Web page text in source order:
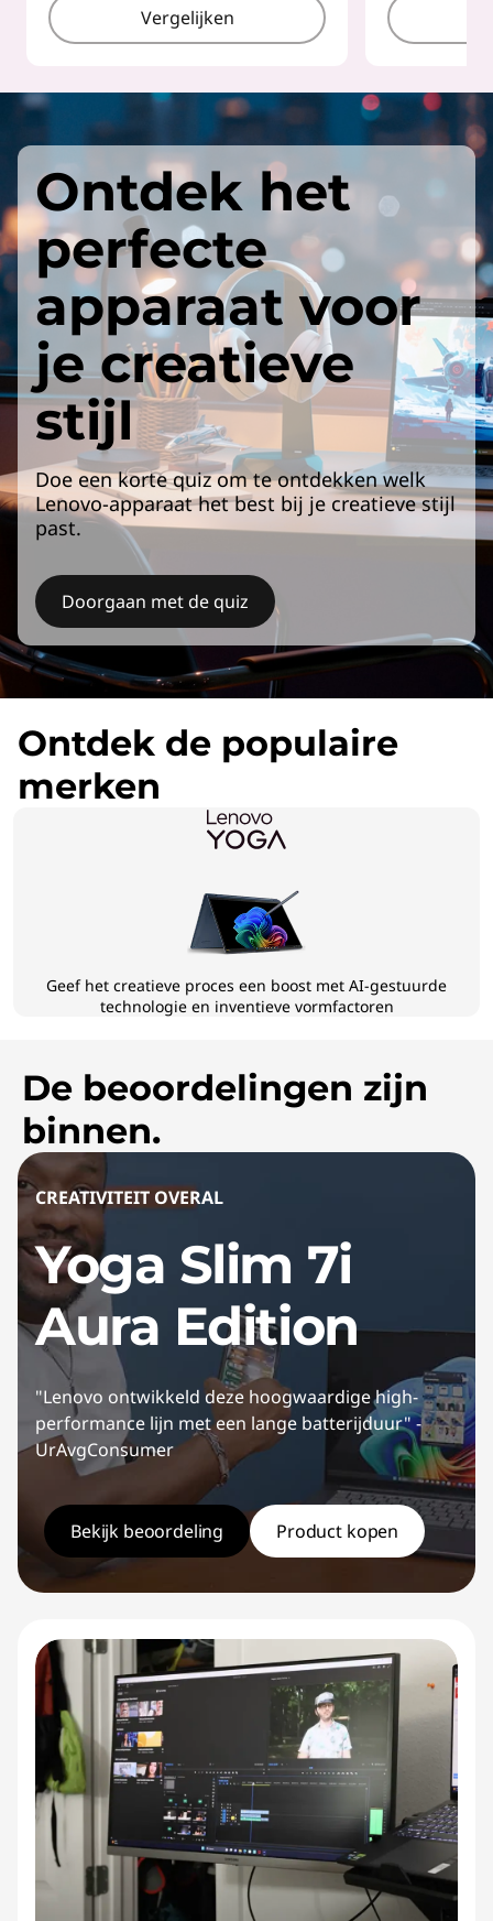
Vergelijken
Ontdek het
perfecte
apparaat voor
je creatieve
stijl
Doe een korte quiz om te ontdekken welk
Lenovo-apparaat het best bij je creatieve stijl
past.
Doorgaan met de quiz
Ontdek de populaire
merken
Geef het creatieve proces een boost met AI-gestuurde
technologie en inventieve vormfactoren
De beoordelingen zijn
binnen.
CREATIVITEIT OVERAL
Yoga Slim 7i
Aura Edition
"Lenovo ontwikkeld deze hoogwaardige high-
performance lijn met een lange batterijduur" -
UrAvgConsumer
Bekijk beoordeling Product kopen